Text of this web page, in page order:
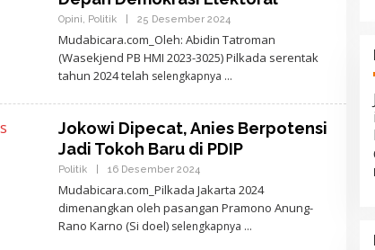
Opini, Politik 25 Desember 2024O
E
H
J
D
W
A
N
R
A
Mudabicara.com_Oleh: Abidin Tatroman
(Wasekjend PB HMI 2023-3025) Pilkada serentak
tahun 2024 telah selengkapnya
Jokowi Dipecat, Anies Berpotensi
Jadi Tokoh Baru di PDIP
Politik 16 Desember 2024O
E
H
A
J
Mudabicara.com_Pilkada Jakarta 2024
dimenangkan oleh pasangan Pramono Anung-
Rano Karno (Si doel) selengkapnya